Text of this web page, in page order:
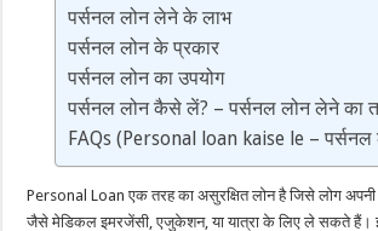
पर्सनल लोन लेने के लाभ
पर्सनल लोन के प्रकार
पर्सनल लोन का उपयोग
पर्सनल लोन कैसे लें? – पर्सनल लोन लेने का
FAQs (Personal loan kaise le –
Personal Loan एक तरह का असुरक्षित लोन है जिसे लोग अपनी
जैसे मेडिकल इमरजेंसी, एजुकेशन, या यात्रा के लिए ले सकते हैं।